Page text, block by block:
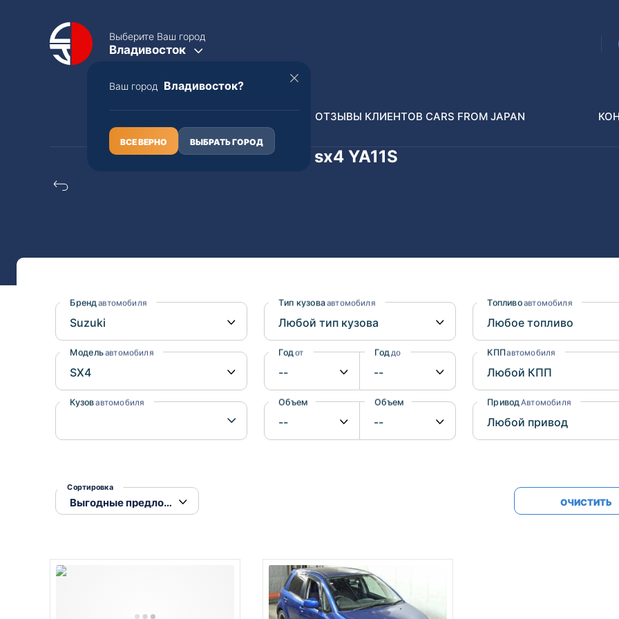
Выберите Ваш город
Владивосток
Ваш город Владивосток?
ВСЕ ВЕРНО ВЫБРАТЬ ГОРОД
Toyota
Mazda
Mitsubishi
Lexus
Tesla
Toyota
Mazda
Mitsubishi
Suzuki
Isuzu
BMW
Daihatsu
ОТЗЫВЫ КЛИЕНТОВ CARS FROM JAPAN
Конструкторы Suzuki sx4 YA11S
Бренд автомобиля
Модельавтомобиля
Кузовавтомобиля
Тип кузоваавтомобиля
Год от Год до
Объем от Объем до
Топливоавтомобиля
КППавтомобиля
Привод Автомобиля
Сортировка
ОЧИСТИТЬ